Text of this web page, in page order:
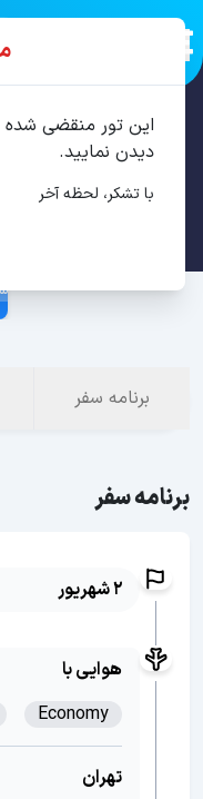
تور باتومی 3 شب
5 شهریور
برنامه سفر
برنامه سفر
2 شهریور
هوایی با
Economy
تهران
این تور منقضی شده
دیدن نمایید.
با تشکر، لحظه آخر